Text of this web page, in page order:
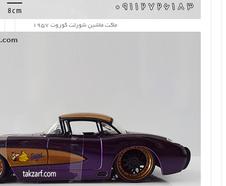
ماکت ماشین شورلت کوروت 1957